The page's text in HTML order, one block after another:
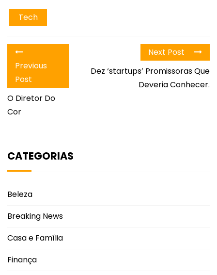
Tech
Previous
Post
O Diretor Do
Cor
Next Post
Dez ‘startups’ Promissoras Que
Deveria Conhecer.
CATEGORIAS
Beleza
Breaking News
Casa e Família
Finança